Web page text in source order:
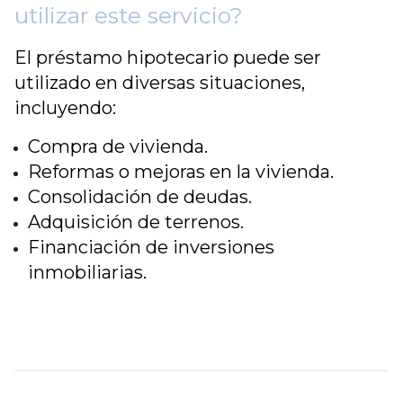
utilizar este servicio?
El préstamo hipotecario puede ser
utilizado en diversas situaciones,
incluyendo:
Compra de vivienda.
Reformas o mejoras en la vivienda.
Consolidación de deudas.
Adquisición de terrenos.
Financiación de inversiones
inmobiliarias.